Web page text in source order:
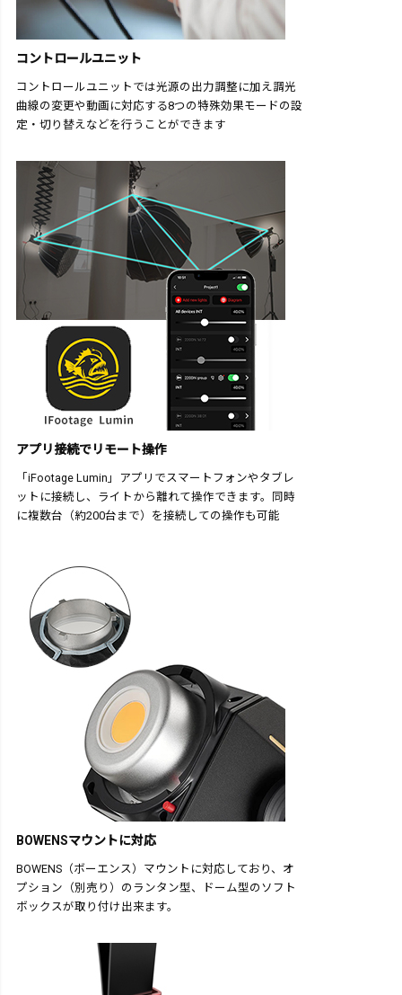
コントロールユニット
コントロールユニットでは光源の出力調整に加え調光
曲線の変更や動画に対応する8つの特殊効果モードの設
定・切り替えなどを行うことができます
アプリ接続でリモート操作
「iFootage Lumin」アプリでスマートフォンやタブレ
ットに接続し、ライトから離れて操作できます。同時
に複数台（約200台まで）を接続しての操作も可能
BOWENSマウントに対応
BOWENS（ボーエンス）マウントに対応しており、オ
プション（別売り）のランタン型、ドーム型のソフト
ボックスが取り付け出来ます。